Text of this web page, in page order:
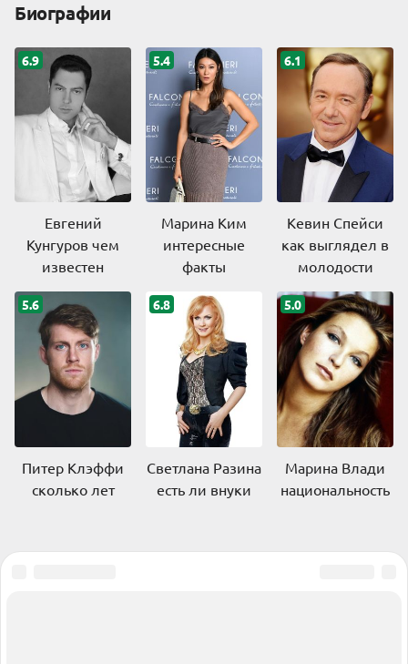
Биографии
6.9
Евгений
Кунгуров чем
известен
5.4
Марина Ким
интересные
факты
6.1
Кевин Спейси
как выглядел в
молодости
5.6
Питер Клэффи
сколько лет
6.8
Светлана Разина
есть ли внуки
5.0
Марина Влади
национальность